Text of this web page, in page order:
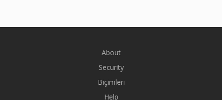
About
Security
Biçimleri
Help